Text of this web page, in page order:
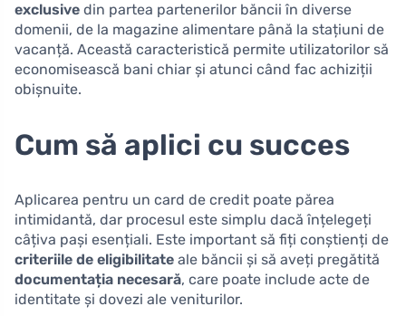
exclusive din partea partenerilor băncii în diverse
domenii, de la magazine alimentare până la stațiuni de
vacanță. Această caracteristică permite utilizatorilor să
economisească bani chiar și atunci când fac achiziții
obișnuite.
Cum să aplici cu succes
Aplicarea pentru un card de credit poate părea
intimidantă, dar procesul este simplu dacă înțelegeți
câțiva pași esențiali. Este important să fiți conștienți de
criteriile de eligibilitate ale băncii și să aveți pregătită
documentația necesară, care poate include acte de
identitate și dovezi ale veniturilor.